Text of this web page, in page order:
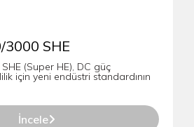
SHE
(Super HE), DC güç
için yeni endüstri standardının
İncele